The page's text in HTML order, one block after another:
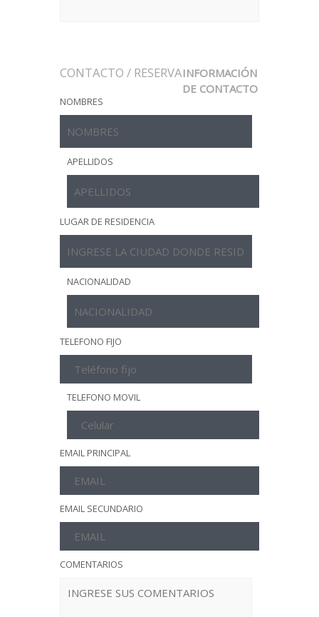
CONTACTO / RESERVAINFORMACIÓN
DE CONTACTO
NOMBRES
APELLIDOS
LUGAR DE RESIDENCIA
NACIONALIDAD
TELEFONO FIJO
TELEFONO MOVIL
EMAIL PRINCIPAL
EMAIL SECUNDARIO
COMENTARIOS